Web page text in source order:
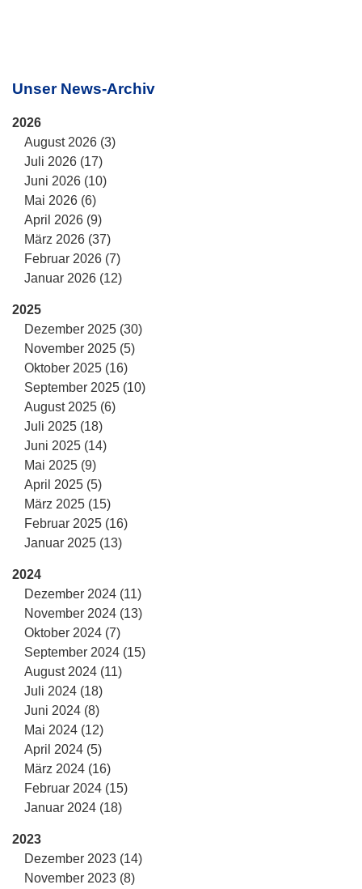
Unser News-Archiv
2026
August 2026 (3)
Juli 2026 (17)
Juni 2026 (10)
Mai 2026 (6)
April 2026 (9)
März 2026 (37)
Februar 2026 (7)
Januar 2026 (12)
2025
Dezember 2025 (30)
November 2025 (5)
Oktober 2025 (16)
September 2025 (10)
August 2025 (6)
Juli 2025 (18)
Juni 2025 (14)
Mai 2025 (9)
April 2025 (5)
März 2025 (15)
Februar 2025 (16)
Januar 2025 (13)
2024
Dezember 2024 (11)
November 2024 (13)
Oktober 2024 (7)
September 2024 (15)
August 2024 (11)
Juli 2024 (18)
Juni 2024 (8)
Mai 2024 (12)
April 2024 (5)
März 2024 (16)
Februar 2024 (15)
Januar 2024 (18)
2023
Dezember 2023 (14)
November 2023 (8)